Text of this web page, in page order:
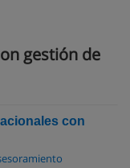
gestión de
con